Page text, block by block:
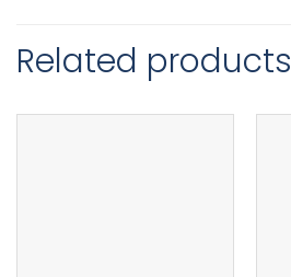
Related products